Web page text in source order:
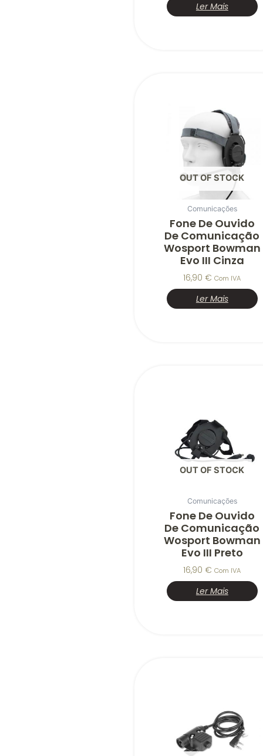
Ler Mais
OUT OF STOCK
Comunicações
Fone De Ouvido
De Comunicação
Wosport Bowman
Evo III Cinza
16,90€ Com IVA
Ler Mais
OUT OF STOCK
Comunicações
Fone De Ouvido
De Comunicação
Wosport Bowman
Evo III Preto
16,90€ Com IVA
Ler Mais